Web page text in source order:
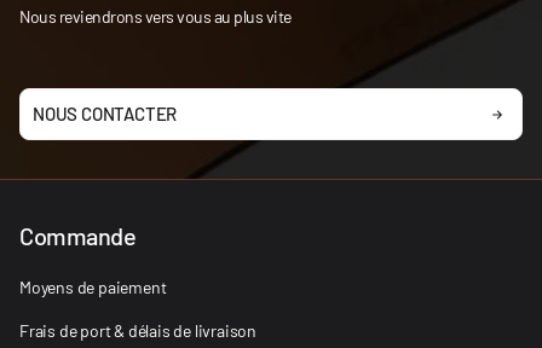
Nous reviendrons vers vous au plus vite
NOUS CONTACTER
Commande
Moyens de paiement
Frais de port & délais de livraison